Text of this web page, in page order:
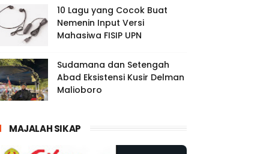
10 Lagu yang Cocok Buat
Nemenin Input Versi
Mahasiwa FISIP UPN
Sudamana dan Setengah
Abad Eksistensi Kusir Delman
Malioboro
MAJALAH SIKAP